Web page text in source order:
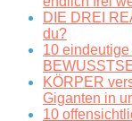
DIE DREI
du?
10
KÖRPER
Giganten in
10